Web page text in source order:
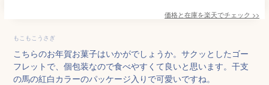
価格と在庫を楽天でチェック >>
もこもこうさぎ
こちらのお年賀お菓子はいかがでしょうか。サクッとしたゴー
フレットで、個包装なので食べやすくて良いと思います。干支
の馬の紅白カラーのパッケージ入りで可愛いですね。